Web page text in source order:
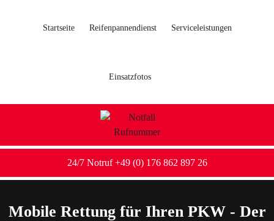
Startseite Reifenpannendienst Serviceleistungen
Einsatzfotos
24/7 Notruf +49 (0) 176 862 897 26
Mobile Rettung für Ihren PKW - Der